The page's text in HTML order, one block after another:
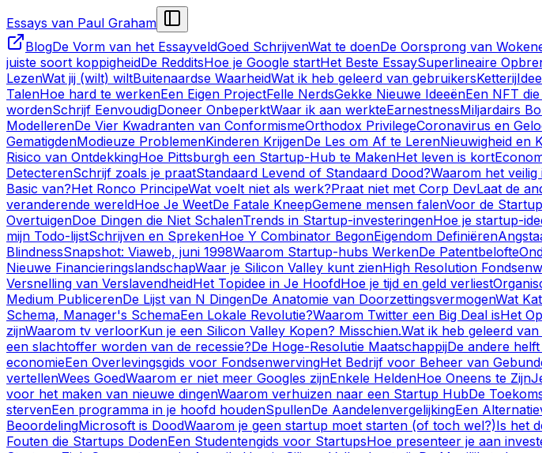
Essays van Paul Graham
BlogDe Vorm van het EssayveldGoed SchrijvenWat te doenDe Oorsprong van
juiste soort koppigheidDe RedditsHoe je Google startHet Beste EssaySuperlineaire
LezenWat jij (wilt) wiltBuitenaardse WaarheidWat ik heb geleerd van gebruikersKetterij
TalenHoe hard te werkenEen Eigen ProjectFelle NerdsGekke Nieuwe IdeeënEen NFT
wordenSchrijf EenvoudigDoneer OnbeperktWaar ik aan werkteEarnestnessMiljardairs
ModellerenDe Vier Kwadranten van ConformismeOrthodox PrivilegeCoronavirus en
GematigdenModieuze ProblemenKinderen KrijgenDe Les om Af te LerenNieuwigheid en
Risico van OntdekkingHoe Pittsburgh een Startup-Hub te MakenHet leven is kort
DetecterenSchrijf zoals je praatStandaard Levend of Standaard Dood?Waarom het
Basic van?Het Ronco PrincipeWat voelt niet als werk?Praat niet met Corp DevLaat de
veranderende wereldHoe Je WeetDe Fatale KneepGemene mensen falenVoor de Startup
OvertuigenDoe Dingen die Niet SchalenTrends in Startup-investeringenHoe je startup-
mijn Todo-lijstSchrijven en SprekenHoe Y Combinator BegonEigendom Definiëren
BlindnessSnapshot: Viaweb, juni 1998Waarom Startup-hubs WerkenDe Patentbelofte
Nieuwe FinancieringslandschapWaar je Silicon Valley kunt zienHigh Resolution
Versnelling van VerslavendheidHet Topidee in Je HoofdHoe je tijd en geld verliest
Medium PublicerenDe Lijst van N DingenDe Anatomie van DoorzettingsvermogenWat
Schema, Manager's SchemaEen Lokale Revolutie?Waarom Twitter een Big Deal isHet
zijnWaarom tv verloorKun je een Silicon Valley Kopen? Misschien.Wat ik heb geleerd
een slachtoffer worden van de recessie?De Hoge-Resolutie MaatschappijDe andere
economieEen Overlevingsgids voor FondsenwervingHet Bedrijf voor Beheer van
vertellenWees GoedWaarom er niet meer Googles zijnEnkele HeldenHoe Oneens te Zijn
voor het maken van nieuwe dingenWaarom verhuizen naar een Startup HubDe
stervenEen programma in je hoofd houdenSpullenDe AandelenvergelijkingEen
BeoordelingMicrosoft is DoodWaarom je geen startup moet starten (of toch wel?)Is het
Fouten die Startups DodenEen Studentengids voor StartupsHoe presenteer je aan